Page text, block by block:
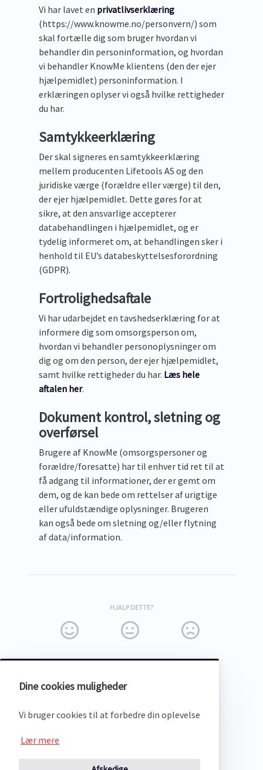
Dine cookies muligheder
Vi bruger cookies til at forbedre din oplevelse
Lær mere
Vi har lavet en privatlivserklæring
(https://www.knowme.no/personvern/) som
skal fortælle dig som bruger hvordan vi
behandler din personinformation, og hvordan
vi behandler KnowMe klientens (den der ejer
hjælpemidlet) personinformation. I
erklæringen oplyser vi også hvilke rettigheder
du har.
Samtykkeerklæring
Der skal signeres en samtykkeerklæring
mellem producenten Lifetools AS og den
juridiske værge (forældre eller værge) til den,
der ejer hjælpemidlet. Dette gøres for at
sikre, at den ansvarlige accepterer
databehandlingen i hjælpemidlet, og er
tydelig informeret om, at behandlingen sker i
henhold til EU’s databeskyttelsesforordning
(GDPR).
Fortrolighedsaftale
Vi har udarbejdet en tavshedserklæring for at
informere dig som omsorgsperson om,
hvordan vi behandler personoplysninger om
dig og om den person, der ejer hjælpemidlet,
samt hvilke rettigheder du har. Læs hele
aftalen her.
Dokument kontrol, sletning og
overførsel
Brugere af KnowMe (omsorgspersoner og
forældre/foresatte) har til enhver tid ret til at
få adgang til informationer, der er gemt om
dem, og de kan bede om rettelser af urigtige
eller ufuldstændige oplysninger. Brugeren
kan også bede om sletning og/eller flytning
af data/information.
HJALP DETTE?